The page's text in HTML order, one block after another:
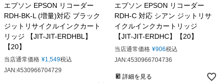
エプソン EPSON リコーダー
RDH-BK-L (増量)対応 ブラック
ジットリサイクルインクカート
リッジ 【JIT-JIT-ERDHBL】
【20】
当店通常価格 ¥1,549税込
JAN:4530966704729
エプソン EPSON リコーダー
RDH-C 対応 シアン ジットリサ
イクルインクカートリッジ
【JIT-JIT-ERDHC】【20】
当店通常価格 ¥906税込
JAN:4530966704736
詳細を見る